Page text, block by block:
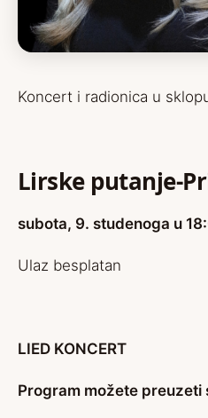
Koncert i radionica u
Lirske putanje-
subota, 9. studenoga u
Ulaz besplatan
LIED KONCERT
Program možete preuzeti